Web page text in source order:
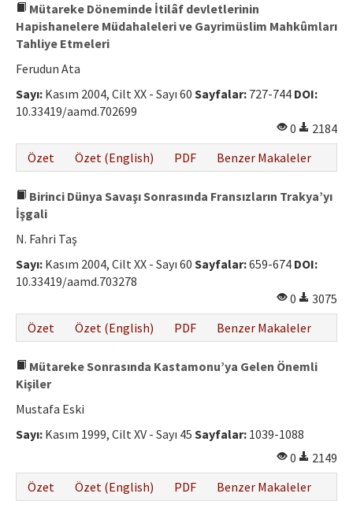
Mütareke Döneminde İtilâf devletlerinin
Hapishanelere Müdahaleleri ve Gayrimüslim Mahkûmları
Tahliye Etmeleri
Ferudun Ata
Sayı: Kasım 2004, Cilt XX - Sayı 60 Sayfalar: 727-744 DOI:
10.33419/aamd.702699
0
2184
Özet
Özet (English) PDF Benzer Makaleler
Birinci Dünya Savaşı Sonrasında Fransızların Trakya’yı
İşgali
N. Fahri Taş
Sayı: Kasım 2004, Cilt XX - Sayı 60 Sayfalar:659-674 DOI:
10.33419/aamd.703278
0
3075
Özet
Özet (English) PDF Benzer Makaleler
Mütareke Sonrasında Kastamonu’ya Gelen Önemli
Kişiler
Mustafa Eski
Sayı: Kasım 1999, Cilt XV - Sayı 45 Sayfalar: 1039-1088
0
2149
Özet
Özet (English) PDF Benzer Makaleler